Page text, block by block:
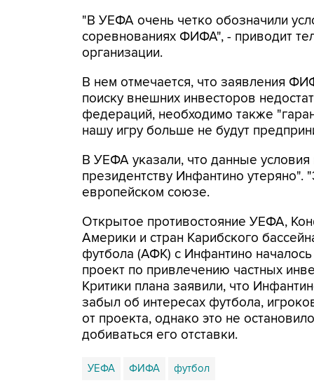
"В УЕФА очень четко обозначили
соревнованиях ФИФА", - приводит
организации.
В нем отмечается, что заявления
поиску внешних инвесторов
федераций, необходимо также
нашу игру больше не будут
В УЕФА указали, что данные
президентству Инфантино утеряно".
европейском союзе.
Открытое противостояние УЕФА,
Америки и стран Карибского
футбола (АФК) с Инфантино
проект по привлечению частных
Критики плана заявили, что
забыл об интересах футбола,
от проекта, однако это не
добиваться его отставки.
УЕФА ФИФА футбол